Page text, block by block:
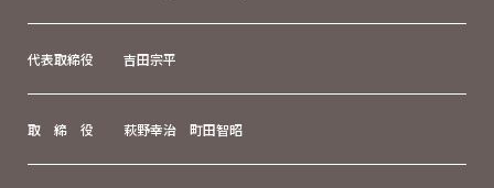
代表取締役 吉田宗平
取 締 役 萩野幸治 町田智昭